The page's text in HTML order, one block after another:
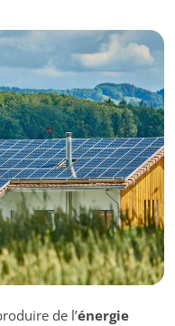
de l’énergie